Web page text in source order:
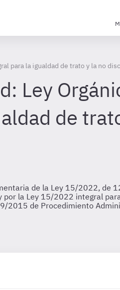
para la igualdad de trato y la no
Ley
de
de la Ley 15/2022, de
la Ley 15/2022 integral
2015 de Procedimiento